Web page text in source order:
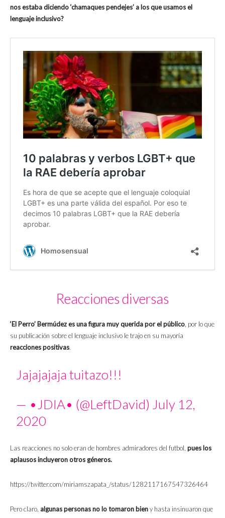
nos estaba diciendo ‘chamaques pendejes’ a los que usamos el
lenguaje inclusivo?
Reacciones diversas
‘El Perro’ Bermúdez es una figura muy querida por el público , por lo que
su publicación sobre el lenguaje inclusivo le trajo en su mayoría
reacciones positivas.
Jajajajaja tuitazo!!!
— •JDIA• (@LeftDavid) July 12,
2020
Las reacciones no solo eran de hombres admiradores del futbol, pues los
aplausos incluyeron otros géneros.
https://twitter.com/miriamszapata_/status/1282117167547326464
Pero claro, algunas personas no lo tomaron bieny hasta insinuaron que